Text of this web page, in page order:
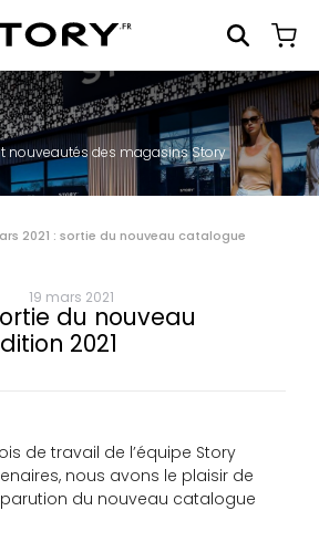
nouveautés des magasins Story
2021 : sortie du nouveau catalogue
19 mars 2021
du nouveau
2021
de travail de l’équipe Story
nous avons le plaisir de
du nouveau catalogue